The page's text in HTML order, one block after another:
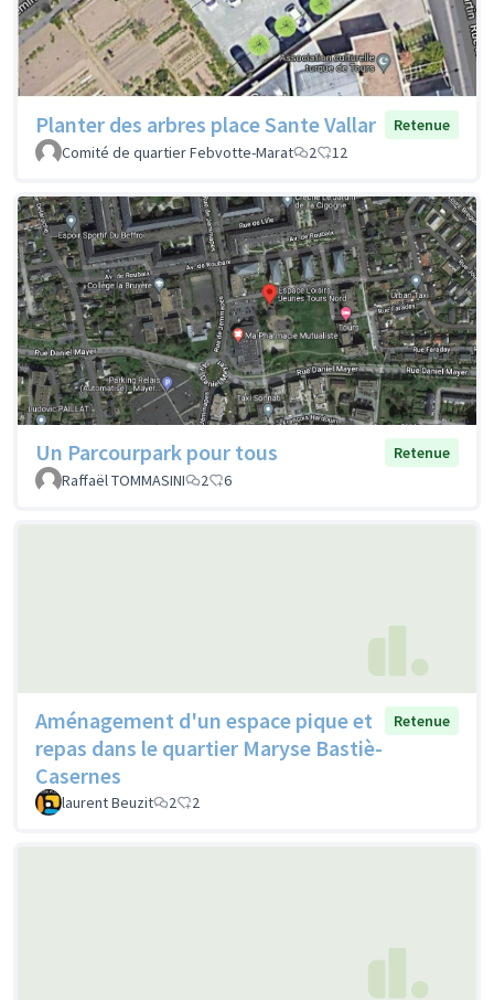
Planter des arbres place Sante Vallar
Retenue
Comité de quartier Febvotte-Marat
2 12
Un Parcourpark pour tous
Retenue
Raffaël TOMMASINI
2 6
Aménagement d'un espace pique et
repas dans le quartier Maryse Bastiè-
Casernes
Retenue
laurent Beuzit 2 2